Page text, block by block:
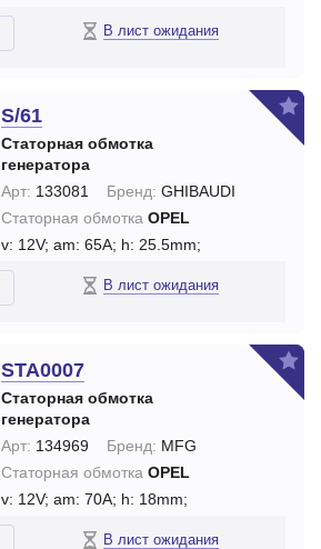
В лист ожидания
S/61
Статорная обмотка
генератора
Арт: 133081 Бренд: GHIBAUDI
Статорная обмотка OPEL
v: 12V; am: 65A; h: 25.5mm;
В лист ожидания
STA0007
Статорная обмотка
генератора
Арт: 134969 Бренд: MFG
Статорная обмотка OPEL
v: 12V; am: 70A; h: 18mm;
В лист ожидания